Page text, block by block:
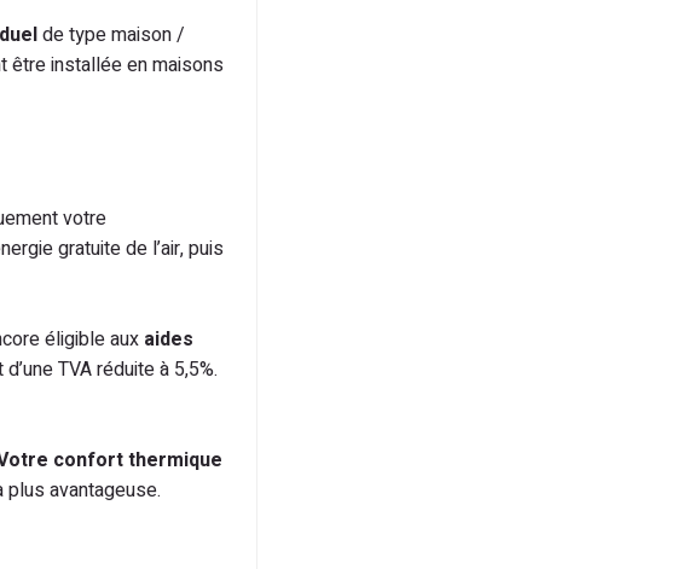
de type maison /
être installée en maisons
votre
gratuite de l’air, puis
éligible aux aides
TVA réduite à 5,5%.
confort thermique
plus avantageuse.